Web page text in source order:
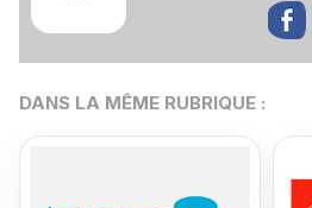
DANS LA MÊME RUBRIQUE :